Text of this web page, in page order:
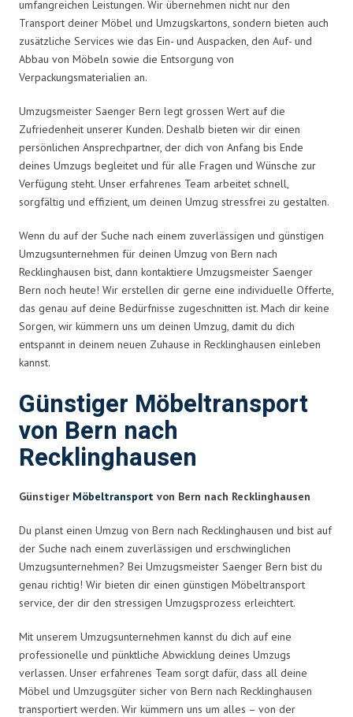
umfangreichen Leistungen. Wir übernehmen nicht nur den
Transport deiner Möbel und Umzugskartons, sondern bieten auch
zusätzliche Services wie das Ein- und Auspacken, den Auf- und
Abbau von Möbeln sowie die Entsorgung von
Verpackungsmaterialien an.
Umzugsmeister Saenger Bern legt grossen Wert auf die
Zufriedenheit unserer Kunden. Deshalb bieten wir dir einen
persönlichen Ansprechpartner, der dich von Anfang bis Ende
deines Umzugs begleitet und für alle Fragen und Wünsche zur
Verfügung steht. Unser erfahrenes Team arbeitet schnell,
sorgfältig und effizient, um deinen Umzug stressfrei zu gestalten.
Wenn du auf der Suche nach einem zuverlässigen und günstigen
Umzugsunternehmen für deinen Umzug von Bern nach
Recklinghausen bist, dann kontaktiere Umzugsmeister Saenger
Bern noch heute! Wir erstellen dir gerne eine individuelle Offerte,
das genau auf deine Bedürfnisse zugeschnitten ist. Mach dir keine
Sorgen, wir kümmern uns um deinen Umzug, damit du dich
entspannt in deinem neuen Zuhause in Recklinghausen einleben
kannst.
Günstiger Möbeltransport
von Bern nach
Recklinghausen
Günstiger Möbeltransport von Bern nach Recklinghausen
Du planst einen Umzug von Bern nach Recklinghausen und bist auf
der Suche nach einem zuverlässigen und erschwinglichen
Umzugsunternehmen? Bei Umzugsmeister Saenger Bern bist du
genau richtig! Wir bieten dir einen günstigen Möbeltransport
service, der dir den stressigen Umzugsprozess erleichtert.
Mit unserem Umzugsunternehmen kannst du dich auf eine
professionelle und pünktliche Abwicklung deines Umzugs
verlassen. Unser erfahrenes Team sorgt dafür, dass all deine
Möbel und Umzugsgüter sicher von Bern nach Recklinghausen
transportiert werden. Wir kümmern uns um alles – von der